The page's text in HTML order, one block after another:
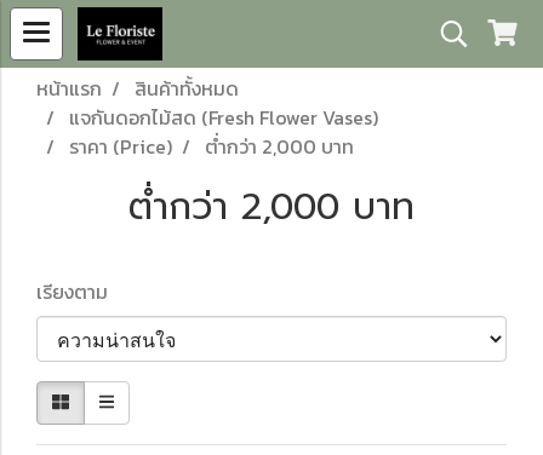
หน้าแรก
สินค้าทั้งหมด
แจกันดอกไม้สด (Fresh Flower Vases)
ราคา (Price)
ต่ำกว่า 2,000 บาท
ต่ำกว่า 2,000 บาท
เรียงตาม